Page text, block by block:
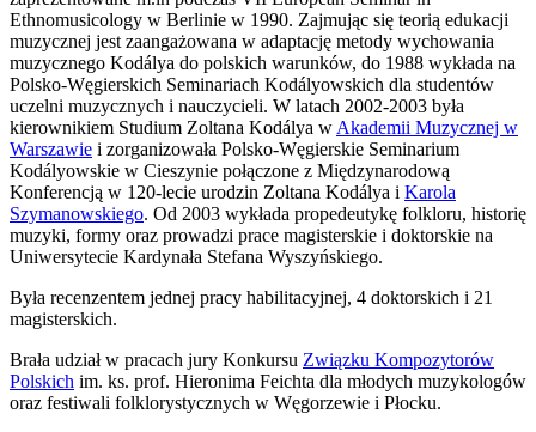
Ethnomusicology w Berlinie w 1990. Zajmując się teorią edukacji
muzycznej jest zaangażowana w adaptację metody wychowania
muzycznego Kodálya do polskich warunków, do 1988 wykłada na
Polsko-Węgierskich Seminariach Kodályowskich dla studentów
uczelni muzycznych i nauczycieli. W latach 2002-2003 była
kierownikiem Studium Zoltana Kodálya w Akademii Muzycznej w
Warszawie i zorganizowała Polsko-Węgierskie Seminarium
Kodályowskie w Cieszynie połączone z Międzynarodową
Konferencją w 120-lecie urodzin Zoltana Kodálya i Karola
Szymanowskiego. Od 2003 wykłada propedeutykę folkloru, historię
muzyki, formy oraz prowadzi prace magisterskie i doktorskie na
Uniwersytecie Kardynała Stefana Wyszyńskiego.
Była recenzentem jednej pracy habilitacyjnej, 4 doktorskich i 21
magisterskich.
Brała udział w pracach jury Konkursu Związku Kompozytorów
Polskich im. ks. prof. Hieronima Feichta dla młodych muzykologów
oraz festiwali folklorystycznych w Węgorzewie i Płocku.